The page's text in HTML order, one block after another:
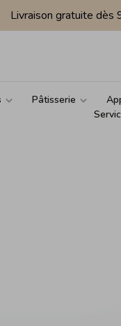
Livraison gratuite dès
Pâtisserie